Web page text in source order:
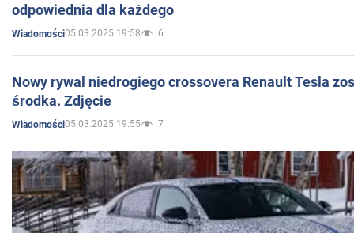
odpowiednia dla każdego
Wiadomości05.03.2025 19:58 6
Nowy rywal niedrogiego crossovera Renault Tesla
środka. Zdjęcie
Wiadomości05.03.2025 19:55 7